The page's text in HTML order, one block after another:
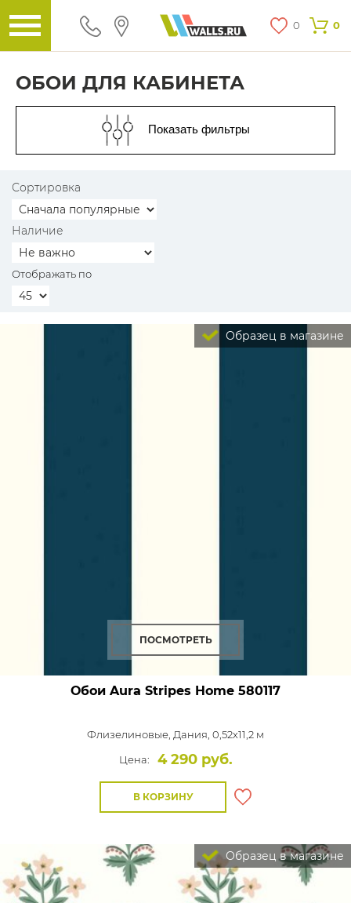
0 0
ОБОИ ДЛЯ КАБИНЕТА
Показать фильтры
Сортировка
Наличие
Отображать по
Образец в магазине
ПОСМОТРЕТЬ
Обои Aura Stripes Home 580117
Флизелиновые, Дания, 0,52x11,2 м
Цена:
4 290 руб.
В КОРЗИНУ
Образец в магазине